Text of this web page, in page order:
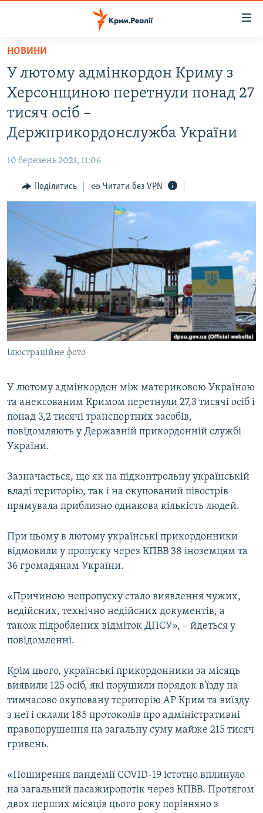
Перейти
основного
матеріалу
Перейти
до
основної
Перейти
пошуку
ВІДЕО ТА ФОТО
ПОЛІТИКА
ПОГЛЯД
ІНТЕРВ'Ю
ВСЕ ЗА ДЕНЬ
СПЕЦПРОЕКТИ
ДЕПОРТАЦІЯ
ВІДЕОУРОКИ «ELIFBE»
СВІДЧЕННЯ ОКУПАЦІЇ
УКРАЇНСЬКА ПРОБЛЕМА КРИМУ
ІНФОГРАФІКА
ЯК ОБІЙТИ БЛОКУВАННЯ
Русский
Qırımtatar
ДОЛУЧАЙСЯ!
Усі сайти RFE/RL
НОВИНИ
У лютому адмінкордон Криму з
Херсонщиною перетнули понад 27
тисяч осіб –
Держприкордонслужба України
10 березень 2021, 11:06
Поділитись Читати без VPN
Ілюстраційне фото
У лютому адмінкордон між материковою Україною
та анексованим Кримом перетнули 27,3 тисячі осіб і
понад 3,2 тисячі транспортних засобів,
повідомляють у Державній прикордонній службі
України.
Зазначається, що як на підконтрольну українській
владі територію, так і на окупований півострів
прямувала приблизно однакова кількість людей.
При цьому в лютому українські прикордонники
відмовили у пропуску через КПВВ 38 іноземцям та
36 громадянам України.
«Причиною непропуску стало виявлення чужих,
недійсних, технічно недійсних документів, а
також підроблених відміток ДПСУ», – йдеться у
повідомленні.
Крім цього, українські прикордонники за місяць
виявили 125 осіб, які порушили порядок в'їзду на
тимчасово окуповану територію АР Крим та виїзду
з неї і склали 185 протоколів про адміністративні
правопорушення на загальну суму майже 215 тисяч
гривень.
«Поширення пандемії COVID-19 істотно вплинуло
на загальний пасажиропотік через КПВВ. Протягом
двох перших місяців цього року порівняно з